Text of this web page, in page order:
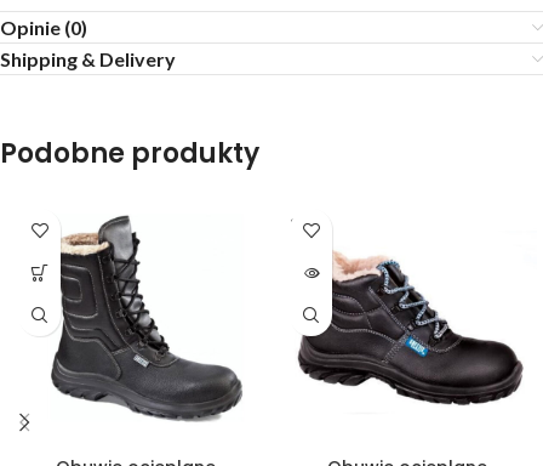
Opinie (0)
Shipping & Delivery
Podobne produkty
SOLD
OUT